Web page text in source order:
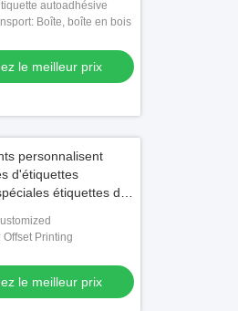
autoadhésive
Boîte, boîte en bois
le meilleur prix
personnalisent
d'étiquettes
étiquettes de
papier autocollant
étiquettes
autocollant papier
Offset Printing
le meilleur prix